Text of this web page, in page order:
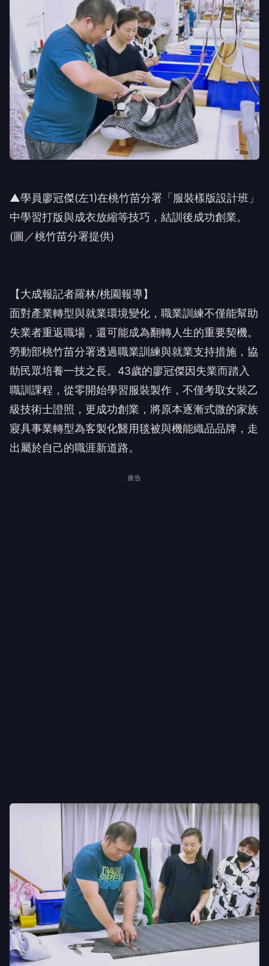
▲學員廖冠傑(左1)在桃竹苗分署「服裝樣版設計班」
中學習打版與成衣放縮等技巧，結訓後成功創業。
(圖／桃竹苗分署提供)
【大成報記者羅林/桃園報導】
面對產業轉型與就業環境變化，職業訓練不僅能幫助
失業者重返職場，還可能成為翻轉人生的重要契機。
勞動部桃竹苗分署透過職業訓練與就業支持措施，協
助民眾培養一技之長。43歲的廖冠傑因失業而踏入
職訓課程，從零開始學習服裝製作，不僅考取女裝乙
級技術士證照，更成功創業，將原本逐漸式微的家族
寢具事業轉型為客製化醫用毯被與機能織品品牌，走
出屬於自己的職涯新道路。
廣告